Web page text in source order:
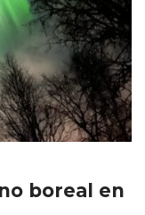
boreal en